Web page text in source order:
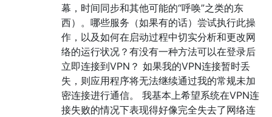
幕，时间同步和其他可能的“呼唤”之类的东
西）。哪些服务（如果有的话）尝试执行此操
作，以及如何在启动过程中切实分析和更改网
络的运行状况？有没有一种方法可以在登录后
立即连接到VPN？ 如果我的VPN连接暂时丢
失，则应用程序将无法继续通过我的常规未加
密连接进行通信。 我基本上希望系统在VPN连
接失败的情况下表现得好像完全失去了网络连